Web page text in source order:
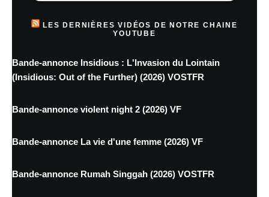
LES DERNIÈRES VIDÉOS DE NOTRE CHAINE
YOUTUBE
Bande-annonce Insidious : L'Invasion du Lointain
(Insidious: Out of the Further) (2026) VOSTFR
Bande-annonce violent night 2 (2026) VF
Bande-annonce La vie d'une femme (2026) VF
Bande-annonce Rumah Singgah (2026) VOSTFR